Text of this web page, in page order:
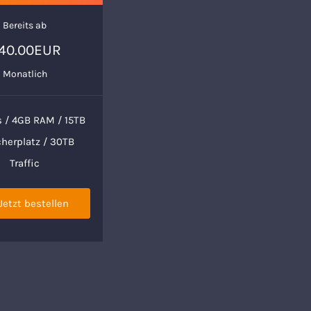
Bereits ab
Monatlich
/ 4GB RAM / 15TB
/ 30TB
Traffic
bestellen